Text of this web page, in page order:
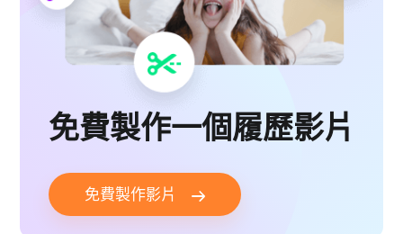
免費製作一個履歷影片
免費製作影片